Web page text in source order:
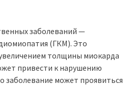
заболеваний —
(ГКМ). Это
толщины миокарда
привести к нарушению
заболевание может проявиться